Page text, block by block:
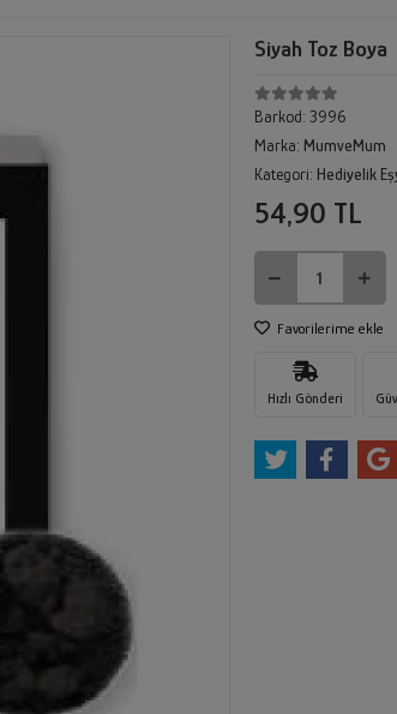
Siyah Toz Boya
Barkod: 3996
Marka: MumveMum
Kategori: Hediyelik
54,90 TL
Favorilerime ekle
Hızlı Gönderi